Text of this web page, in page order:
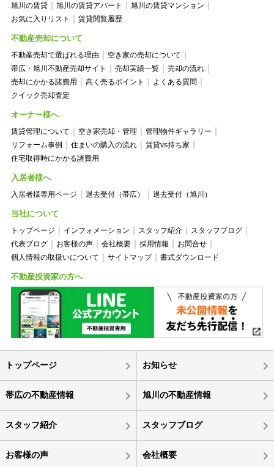
旭川の賃貸
旭川の賃貸アパート
旭川の賃貸マンション
お気に入りリスト
賃貸閲覧履歴
不動産売却について
不動産売却で選ばれる理由
空き家の売却について
帯広・旭川不動産売却サイト
売却実績一覧
売却の流れ
売却にかかる諸費用
高く売るポイント
よくある質問
クイック売却査定
オーナー様へ
賃貸管理について 空き家売却・管理
管理物件ギャラリー
リフォーム事例
住まいの購入の流れ
賃貸vs持ち家
住宅取得時にかかる諸費用
入居者様へ
入居者様専用ページ 退去受付（帯広） 退去受付（旭川）
当社について
トップページ インフォメーション スタッフ紹介
スタッフブログ
代表ブログ
お客様の声 会社概要 採用情報
お問合せ
個人情報の取扱いについて
サイトマップ 書式ダウンロード
不動産投資家の方へ
トップページ お知らせ
帯広の不動産情報 旭川の不動産情報
スタッフ紹介 スタッフブログ
お客様の声 会社概要